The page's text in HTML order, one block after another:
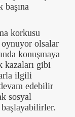
korkusu
oynuyor olsalar
konuşmaya
kazaları gibi
ilgili
edebilir
sosyal